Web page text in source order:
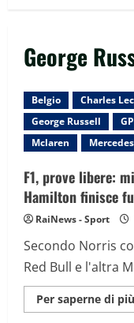
George
Belgio Charles
George Russell
Mclaren
Mercedes
F1, prove libere:
Hamilton finisce
RaiNews - Sport
Secondo Norris
Red Bull e l'altra
Per saperne di più